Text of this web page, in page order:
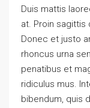
Duis mattis
at. Proin
Donec et justo
rhoncus urna
penatibus et
ridiculus mus.
bibendum, quis